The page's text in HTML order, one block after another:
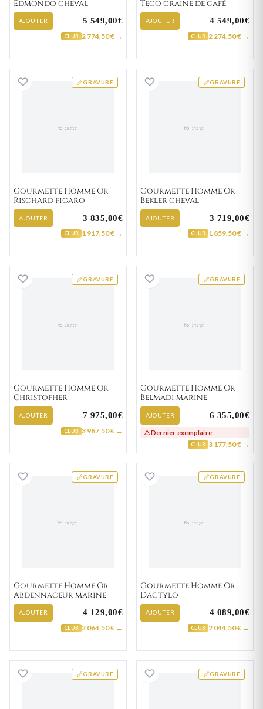
Edmondo cheval
AJOUTER 5 549,00€
CLUB 2 774,50 € →
Teco graine de café
AJOUTER 4 549,00€
CLUB 2 274,50 € →
GRAVURE
Gourmette Homme Or Rischard figaro
Gourmette Homme Or
Rischard figaro
AJOUTER 3 835,00€
CLUB 1 917,50 € →
GRAVURE
Gourmette
Gourmette Homme Or
Bekler cheval
AJOUTER 3 719,00€
CLUB 1 859,50 € →
GRAVURE
Gourmette Homme Or Christofher
Gourmette Homme Or
Christofher
AJOUTER 7 975,00€
CLUB 3 987,50 € →
GRAVURE
Gourmette
Gourmette Homme Or
Belmadi marine
AJOUTER 6 355,00€
⚠️ Dernier exemplaire
CLUB 3 177,50 € →
GRAVURE
Gourmette Homme Or Abdennaceur marine
Gourmette Homme Or
Abdennaceur marine
AJOUTER 4 129,00€
CLUB 2 064,50 € →
GRAVURE
Gourmette
Gourmette Homme Or
Dactylo
AJOUTER 4 089,00€
CLUB 2 044,50 € →
GRAVURE
Gourmette Homme Or Latcho figaroGRAVURE
Gourmette